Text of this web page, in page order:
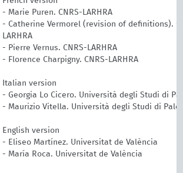
- Marie Puren. CNRS-LARHRA
- Catherine Vermorel (revision of definitions).
LARHRA
- Pierre Vernus. CNRS-LARHRA
- Florence Charpigny. CNRS-LARHRA
Italian version
- Georgia Lo Cicero. Università degli Studi di
- Maurizio Vitella. Università degli Studi di
English version
- Eliseo Martínez. Universitat de València
- María Roca. Universitat de València